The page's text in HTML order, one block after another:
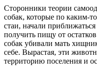
Сторонники теории
собак, которые по каким-
стаи, начали
получить пищу от
собак убивали мать
себе. Вырастая, эти
территорию поселения и